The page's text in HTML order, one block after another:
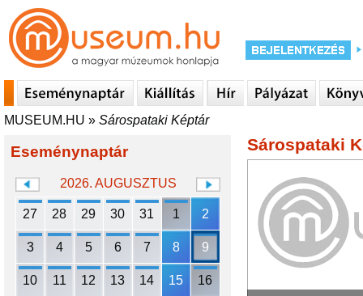
MUSEUM.HU » Sárospataki Képtár
Eseménynaptár
2026. AUGUSZTUS
27 28 29 30 31 1 2
3 4 5 6 7 8 9
10 11 12 13 14 15 16
Sárospataki